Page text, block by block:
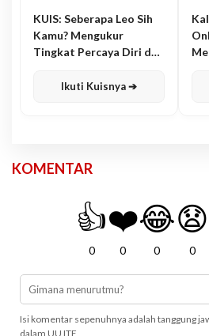
KUIS: Seberapa Leo Sih
Kamu? Mengukur
Tingkat Percaya Diri dan
Ikuti Kuisnya ➔
KOMENTAR
👍
0
❤️
0
😂
0
😧
0
Isi komentar sepenuhnya adalah tanggung
dalam UU ITE